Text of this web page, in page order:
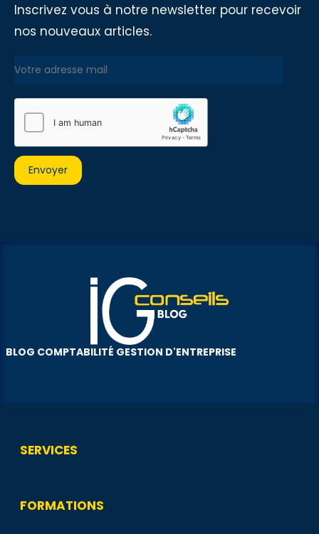
Inscrivez vous à notre newsletter pour recevoir
nos nouveaux articles.
BLOG COMPTABILITÉ GESTION D'ENTREPRISE
SERVICES
FORMATIONS